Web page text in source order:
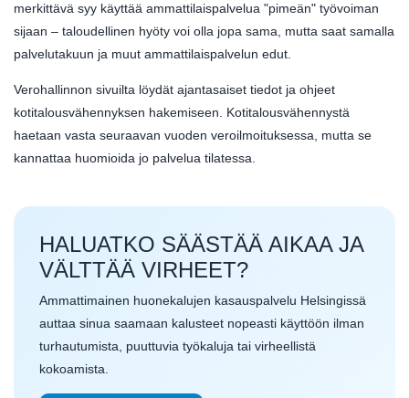
merkittävä syy käyttää ammattilaispalvelua "pimeän" työvoiman
sijaan – taloudellinen hyöty voi olla jopa sama, mutta saat samalla
palvelutakuun ja muut ammattilaispalvelun edut.
Verohallinnon sivuilta löydät ajantasaiset tiedot ja ohjeet
kotitalousvähennyksen hakemiseen. Kotitalousvähennystä
haetaan vasta seuraavan vuoden veroilmoituksessa, mutta se
kannattaa huomioida jo palvelua tilatessa.
HALUATKO SÄÄSTÄÄ AIKAA JA
VÄLTTÄÄ VIRHEET?
Ammattimainen huonekalujen kasauspalvelu Helsingissä
auttaa sinua saamaan kalusteet nopeasti käyttöön ilman
turhautumista, puuttuvia työkaluja tai virheellistä
kokoamista.